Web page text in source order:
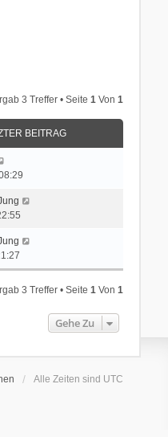
3 Treffer • Seite1 Von1
BEITRAG
3 Treffer • Seite1 Von1
Gehe Zu
Alle Zeiten sind UTC